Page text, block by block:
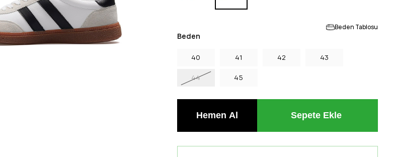
Beden Tablosu
Beden
40 41 42 43
44 45